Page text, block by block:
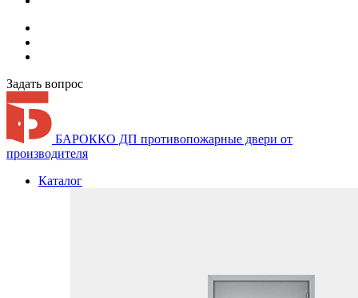
Задать вопрос
БАРОККО ДП противопожарные двери от
производителя
Каталог